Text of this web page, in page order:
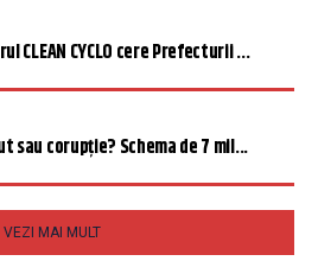
CLEAN CYCLO cere Prefecturii ...
sau corupție? Schema de 7 mil...
VEZI MAI MULT